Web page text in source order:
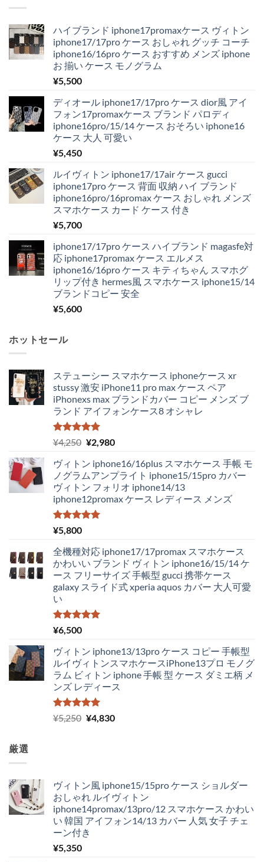
ハイブランド iphone17promaxケース ヴィトン
iphone17/17pro ケース おしゃれ グッチ コーチ
iphone16/16pro ケース おすすめ メンズ iphone
お 揃い ケース モノグラム
¥5,500
ディオール iphone17/17pro ケース dior風 アイ
フォン17promaxケース ブランド パロディ
iphone16pro/15/14 ケース おそろい iphone16
ケース 大人 可愛い
¥5,450
ルイヴィトン iphone17/17air ケース gucci
iphone17pro ケース 背面 収納 ハイ ブランド
iphone16pro/16promax ケース おしゃれ メンズ
スマホケース カード ケース 付き
¥5,700
iphone17/17pro ケース ハイブランド magasfe対
応 iphone17promax ケース エルメス
iphone16/16pro ケース キティちゃん スマホグ
リップ付き hermes風 スマホケース iphone15/14
ブランドコピー 安全
¥5,600
ホットセール
ステューシー スマホケース iphoneケース xr
stussy 激安 iPhone11 pro max ケース ペア
iPhonexs max ブランドカバー コピー メンズ ブ
ランド アイフォンケース8 オシャレ
5段階中
5.00
の評価
¥4,250 元
価
格
は
¥4,250
で
¥2,980現
の
価
格
は
ヴィトン iphone16/16plus スマホケース 手帳 モ
ノグラムアンプライト iphone15/15pro カバー
ヴィトン フォリオ iphone14/13
iphone12promax ケース レディース メンズ
5段階中
5.00
¥5,800
全機種対応 iphone17/17promax スマホケース
かわいい ブランド ヴィトン iphone16/15/14 ケ
ース フリーサイズ 手帳型 gucci 携帯ケース
galaxy スライド式 xperia aquos カバー 大人可愛
い
5段階中
5.00
¥6,500
ヴィトン iphone13/13pro ケース コピー 手帳型
ルイヴィトンスマホケースiPhone13プロ モノグ
ラム ビィトン iphone 手帳 型 ケース ダミエ柄 メ
ンズ レディース
5段階中
5.00
の評価
¥5,250 元
¥5,250
で
し
た。
¥4,830現
¥4,830
で
す。
厳選
ヴィトン風 iphone15/15pro ケース ショルダー
おしゃれ ルイヴィトン
iphone14promax/13pro/12 スマホケース かわい
い 韓国 アイフォン14/13 カバー 人気 女子 チェ
ーン付き
¥5,350